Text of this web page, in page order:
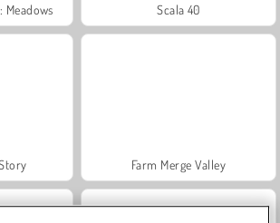
Meadows Scala 40
Farm Merge Valley